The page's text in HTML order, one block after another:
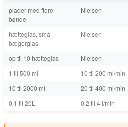
plader med flere
bønde
Nielsen
hætteglas, små
bægerglas
Nielsen
op til 10 hætteglas Nielsen
1 til 500 ml
10 til 200 ml/min
10 til 2000 ml
20 til 400 ml/min
0.1 til 20L
0.2 til 4 l/min